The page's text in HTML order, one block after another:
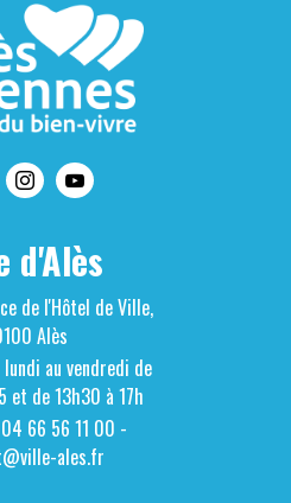
d'Alès
de l'Hôtel de Ville,
Alès
lundi au vendredi de
et de 13h30 à 17h
66 56 11 00 -
ales.fr